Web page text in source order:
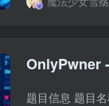
OnlyPwner